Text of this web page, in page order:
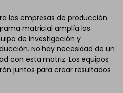
las empresas de producción
matricial amplía los
de investigación y
No hay necesidad de un
con esta matriz. Los equipos
juntos para crear resultados